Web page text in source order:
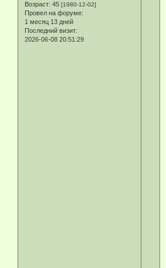
Возраст: 45 [1980-12-02]
Провел на форуме:
1 месяц 13 дней
Последний визит:
2026-06-08 20:51:29